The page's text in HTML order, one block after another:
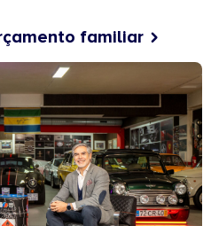
familiar